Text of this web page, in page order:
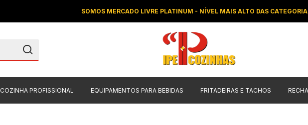
SOMOS MERCADO LIVRE PLATINUM - NÍVEL MAIS ALTO DAS
COZINHA PROFISSIONAL EQUIPAMENTOS PARA BEBIDAS FRITADEIRAS E TACHOS